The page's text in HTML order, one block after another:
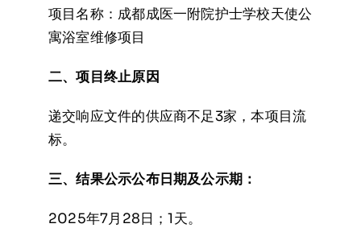
项目名称：成都成医一附院护士学校天使公
寓浴室维修项目
二、项目终止原因
递交响应文件的供应商不足3家，本项目流
标。
三、结果公示公布日期及公示期：
2025年7月28日；1天。